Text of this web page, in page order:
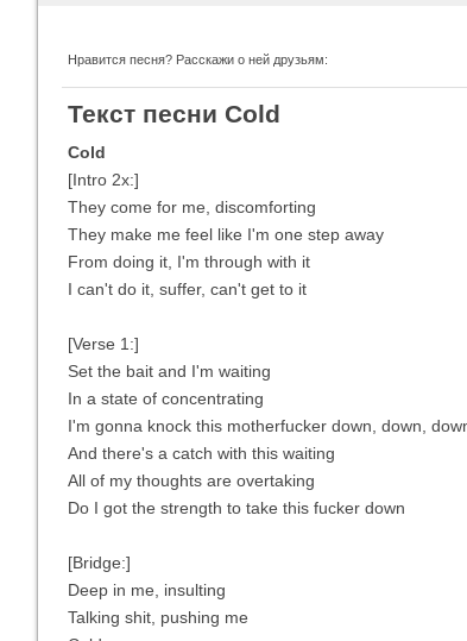
Imagine Dragons
Все песни
Blind Guardian
Все песни
Нравится песня? Расскажи о ней друзьям:
Текст песни Cold
Cold
[Intro 2x:]
They come for me, discomforting
They make me feel like I'm one step away
From doing it, I'm through with it
I can't do it, suffer, can't get to it
[Verse 1:]
Set the bait and I'm waiting
In a state of concentrating
I'm gonna knock this motherfucker down, down,
And there's a catch with this waiting
All of my thoughts are overtaking
Do I got the strength to take this fucker down
[Bridge:]
Deep in me, insulting
Talking shit, pushing me